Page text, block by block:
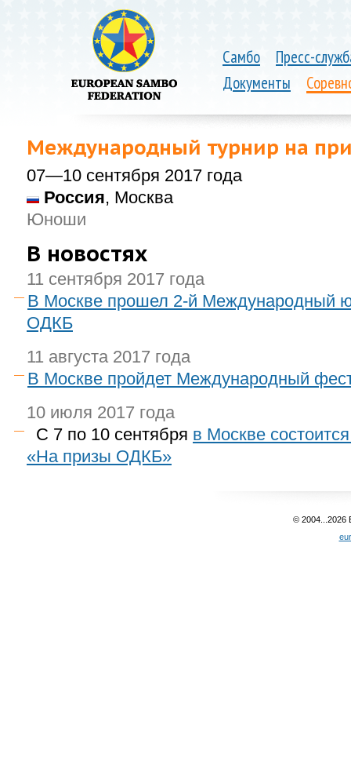
Самбо
Пресс-
Документы
Международный турнир на
07—10 сентября 2017 года
Россия, Москва
Юноши
В новостях
11 сентября 2017 года
В Москве прошел 2-й Международный
ОДКБ
11 августа 2017 года
В Москве пройдет Международный
10 июля 2017 года
С 7 по 10 сентября в Москве
«На призы ОДКБ»
© 2004...2026